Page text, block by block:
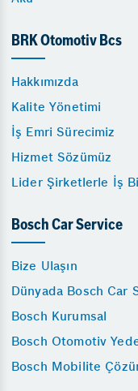
BRK Otomotiv Bcs
Hakkımızda
Kalite Yönetimi
İş Emri Sürecimiz
Hizmet Sözümüz
Lider Şirketlerle İş
Bosch Car Service
Bize Ulaşın
Dünyada Bosch Car
Bosch Kurumsal
Bosch Otomotiv
Bosch Mobilite